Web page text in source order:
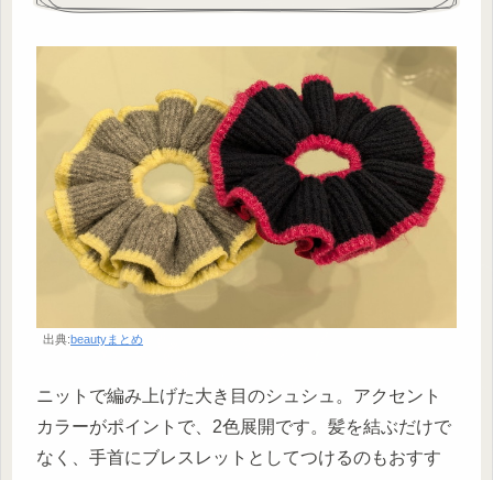
出典:beautyまとめ
ニットで編み上げた大き目のシュシュ。アクセント
カラーがポイントで、2色展開です。 ​髪を結ぶだけで
なく、手首にブレスレットとしてつけるのもおすす